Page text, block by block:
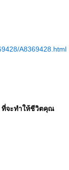
A8369428.html
ที่จะทำให้ชีวิตคุณ